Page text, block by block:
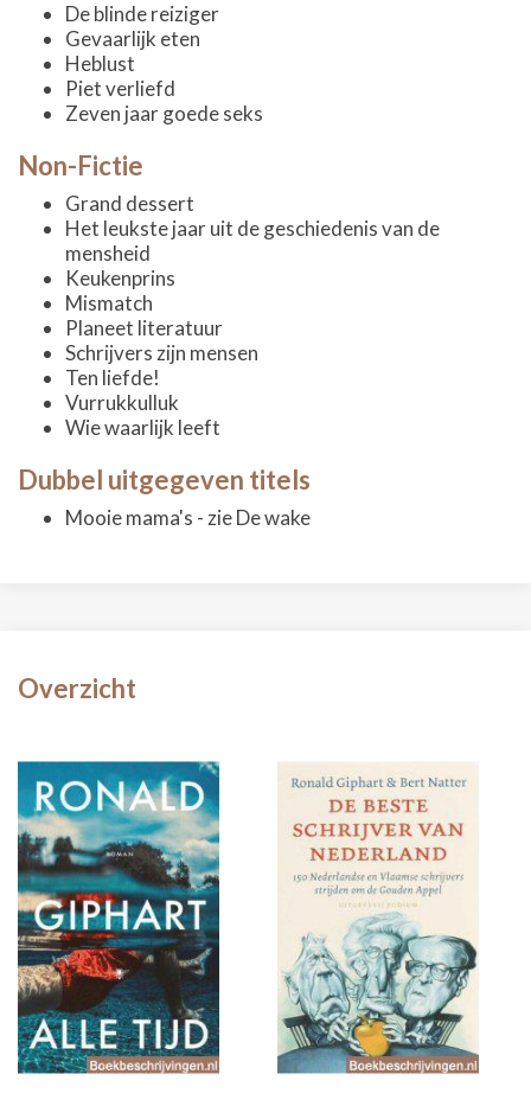
De blinde reiziger
Gevaarlijk eten
Heblust
Piet verliefd
Zeven jaar goede seks
Non-Fictie
Grand dessert
Het leukste jaar uit de geschiedenis van de
mensheid
Keukenprins
Mismatch
Planeet literatuur
Schrijvers zijn mensen
Ten liefde!
Vurrukkulluk
Wie waarlijk leeft
Dubbel uitgegeven titels
Mooie mama's - zie De wake
Overzicht